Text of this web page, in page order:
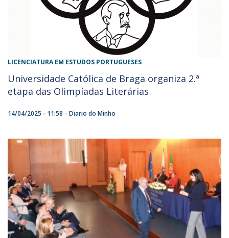
LICENCIATURA EM ESTUDOS PORTUGUESES
Universidade Católica de Braga organiza 2.ª
etapa das Olimpíadas Literárias
14/04/2025 - 11:58 Diario do Minho